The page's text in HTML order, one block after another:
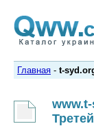
Главная - t-